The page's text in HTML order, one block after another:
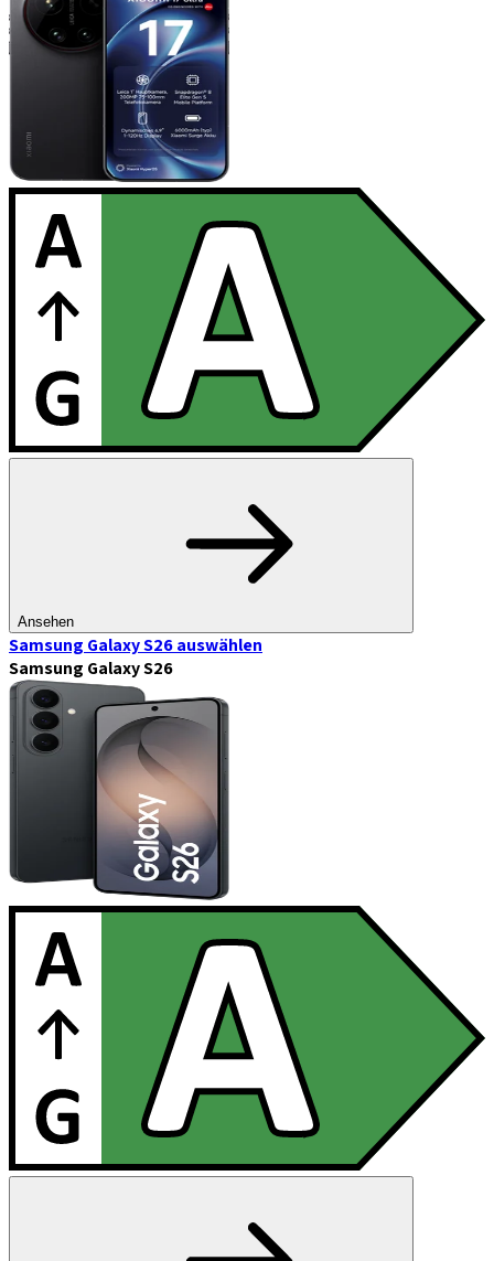
Ansehen
Samsung Galaxy S26auswählen
Samsung Galaxy S26